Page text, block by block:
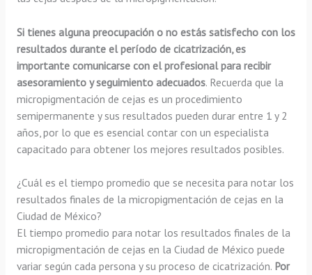
Si tienes alguna preocupación o no estás satisfecho con los
resultados durante el período de cicatrización, es
importante comunicarse con el profesional para recibir
asesoramiento y seguimiento adecuados. Recuerda que la
micropigmentación de cejas es un procedimiento
semipermanente y sus resultados pueden durar entre 1 y 2
años, por lo que es esencial contar con un especialista
capacitado para obtener los mejores resultados posibles.
¿Cuál es el tiempo promedio que se necesita para notar los
resultados finales de la micropigmentación de cejas en la
Ciudad de México?
El tiempo promedio para notar los resultados finales de la
micropigmentación de cejas en la Ciudad de México puede
variar según cada persona y su proceso de cicatrización. Por